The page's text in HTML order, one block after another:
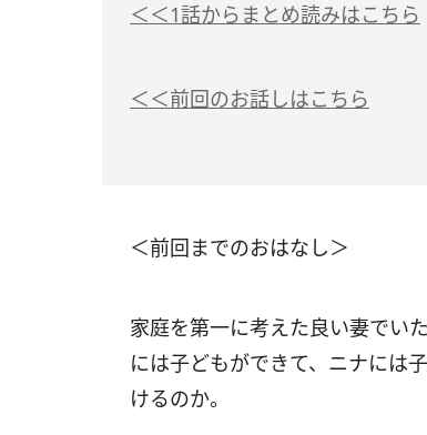
＜＜1話からまとめ読みはこちら
＜＜前回のお話しはこちら
＜前回までのおはなし＞
家庭を第一に考えた良い妻でい
には子どもができて、ニナには
けるのか。